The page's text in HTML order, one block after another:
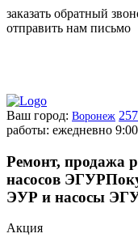
заказать обратный
отправить нам письмо
Ваш город: Воронеж
работы: ежедневно
Ремонт, продажа
насосов ЭГУР
ЭУР и насосы
Акция